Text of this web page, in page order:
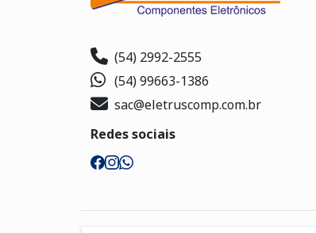
(54) 2992-2555
(54) 99663-1386
sac@eletruscomp.com.br
Redes sociais